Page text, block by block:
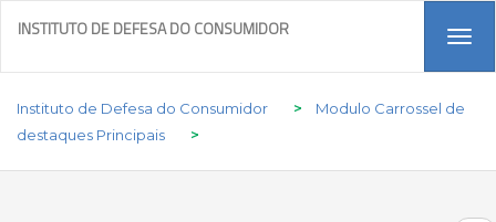
INSTITUTO DE DEFESA DO CONSUMIDOR
Instituto de Defesa do Consumidor >
Modulo Carrossel de
destaques Principais
>